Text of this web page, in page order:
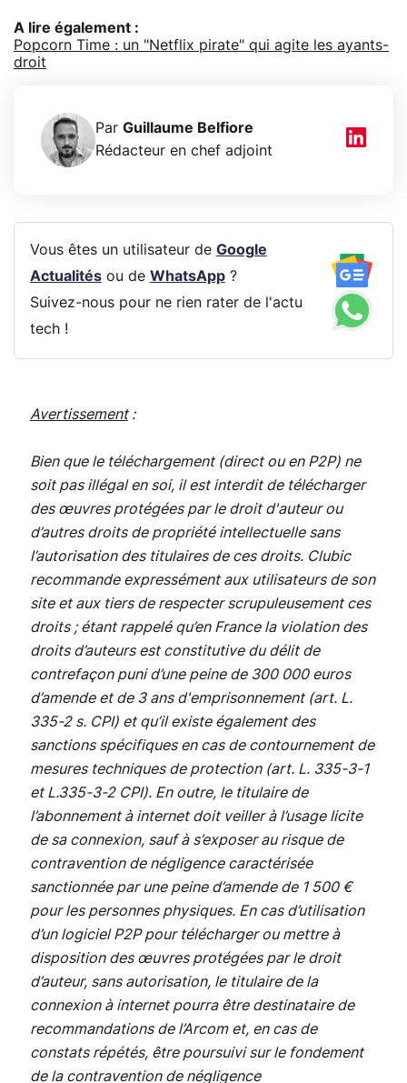
A lire également :
Popcorn Time : un "Netflix pirate" qui agite les ayants-
droit
Par Guillaume Belfiore
Rédacteur en chef adjoint
Vous êtes un utilisateur de Google
Actualitésou de WhatsApp?
Suivez-nous pour ne rien rater de l'actu
tech !
Avertissement:
Bien que le téléchargement (direct ou en P2P) ne
soit pas illégal en soi, il est interdit de télécharger
des œuvres protégées par le droit d'auteur ou
d’autres droits de propriété intellectuelle sans
l’autorisation des titulaires de ces droits. Clubic
recommande expressément aux utilisateurs de son
site et aux tiers de respecter scrupuleusement ces
droits ; étant rappelé qu’en France la violation des
droits d’auteurs est constitutive du délit de
contrefaçon puni d’une peine de 300 000 euros
d’amende et de 3 ans d'emprisonnement (art. L.
335-2 s. CPI) et qu’il existe également des
sanctions spécifiques en cas de contournement de
mesures techniques de protection (art. L. 335-3-1
et L.335-3-2 CPI). En outre, le titulaire de
l’abonnement à internet doit veiller à l’usage licite
de sa connexion, sauf à s’exposer au risque de
contravention de négligence caractérisée
sanctionnée par une peine d’amende de 1 500 €
pour les personnes physiques. En cas d’utilisation
d’un logiciel P2P pour télécharger ou mettre à
disposition des œuvres protégées par le droit
d’auteur, sans autorisation, le titulaire de la
connexion à internet pourra être destinataire de
recommandations de l’Arcom et, en cas de
constats répétés, être poursuivi sur le fondement
de la contravention de négligence